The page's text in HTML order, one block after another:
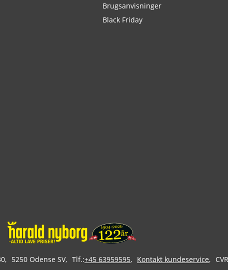
Brugsanvisninger
Black Friday
5250 Odense SV Tlf.:+45 63959595 Kontakt kundeservice